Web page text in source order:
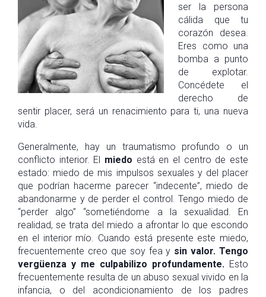
ser la persona
cálida que tu
corazón desea.
Eres como una
bomba a punto
de explotar.
Concédete el
derecho de
sentir placer, será un renacimiento para ti, una nueva
vida.
Generalmente, hay un traumatismo profundo o un
conflicto interior. El miedo está en el centro de este
estado: miedo de mis impulsos sexuales y del placer
que podrían hacerme parecer “indecente”, miedo de
abandonarme y de perder el control. Tengo miedo de
“perder algo” “sometiéndome a la sexualidad. En
realidad, se trata del miedo a afrontar lo que escondo
en el interior mío. Cuando está presente este miedo,
frecuentemente creo que soy fea y sin valor. Tengo
vergüenza y me culpabilizo profundamente. Esto
frecuentemente resulta de un abuso sexual vivido en la
infancia, o del acondicionamiento de los padres